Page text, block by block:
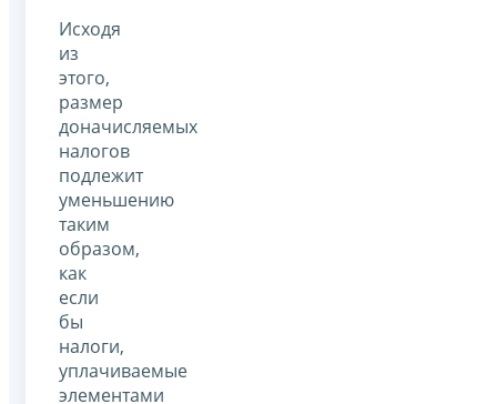
Исходя
из
этого,
размер
доначисляемых
налогов
подлежит
уменьшению
таким
образом,
как
если
бы
налоги,
уплачиваемые
элементами